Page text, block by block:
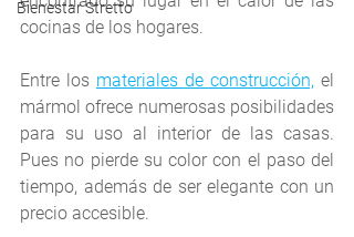
Bienestar Stretto
cocinas de los hogares.
Entre los materiales de construcción, el
mármol ofrece numerosas posibilidades
para su uso al interior de las casas.
Pues no pierde su color con el paso del
tiempo, además de ser elegante con un
precio accesible.